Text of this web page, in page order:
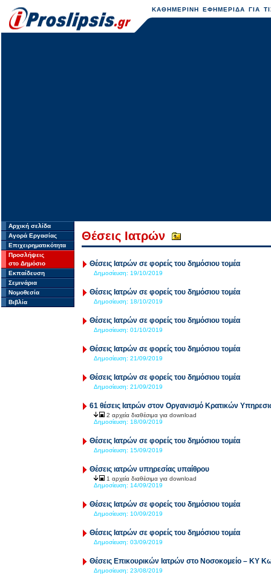
ΚΑΘΗΜΕΡΙΝΗ ΕΦΗΜΕΡΙΔΑ ΓΙΑ
Αρχική σελίδα
Αγορά Εργασίας
Επιχειρηματικότητα
Προσλήψεις
στο Δημόσιο
Εκπαίδευση
Σεμινάρια
Νομοθεσία
Βιβλία
Θέσεις Ιατρών
Θέσεις Ιατρών σε φορείς του δημόσιου τομέα
Δημοσίευση: 19/10/2019
Θέσεις Ιατρών σε φορείς του δημόσιου τομέα
Δημοσίευση: 18/10/2019
Θέσεις Ιατρών σε φορείς του δημόσιου τομέα
Δημοσίευση: 01/10/2019
Θέσεις Ιατρών σε φορείς του δημόσιου τομέα
Δημοσίευση: 21/09/2019
Θέσεις Ιατρών σε φορείς του δημόσιου τομέα
Δημοσίευση: 21/09/2019
61 θέσεις Ιατρών στον Οργανισμό Κρατικών
2 αρχεία διαθέσιμα για download
Δημοσίευση: 18/09/2019
Θέσεις Ιατρών σε φορείς του δημόσιου τομέα
Δημοσίευση: 15/09/2019
Θέσεις ιατρών υπηρεσίας υπαίθρου
1 αρχεία διαθέσιμα για download
Δημοσίευση: 14/09/2019
Θέσεις Ιατρών σε φορείς του δημόσιου τομέα
Δημοσίευση: 10/09/2019
Θέσεις Ιατρών σε φορείς του δημόσιου τομέα
Δημοσίευση: 03/09/2019
Θέσεις Επικουρικών Ιατρών στο Νοσοκομείο – ΚΥ
Δημοσίευση: 23/08/2019